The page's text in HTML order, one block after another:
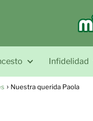
Infidelidad
Nuestra querida Paola